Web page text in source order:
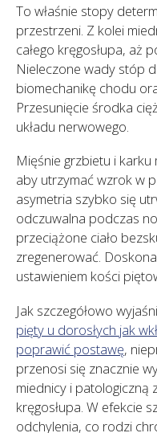
To właśnie stopy
przestrzeni. Z kolei
całego kręgosłupa, aż
Nieleczone wady stóp
biomechanikę chodu
Przesunięcie środka
układu nerwowego.
Mięśnie grzbietu i
aby utrzymać wzrok w
asymetria szybko się
odczuwalna podczas
przeciążone ciało
zregenerować.
ustawieniem kości
Jak szczegółowo
pięty u dorosłych jak
poprawić postawę,
przenosi się znacznie
miednicy i patologiczną
kręgosłupa. W efekcie
odchylenia, co rodzi